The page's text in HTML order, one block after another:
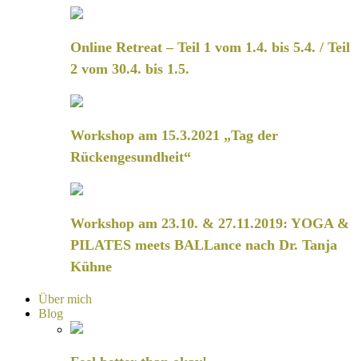
Online Retreat – Teil 1 vom 1.4. bis 5.4. / Teil
2 vom 30.4. bis 1.5.
Workshop am 15.3.2021 „Tag der
Rückengesundheit“
Workshop am 23.10. & 27.11.2019: YOGA &
PILATES meets BALLance nach Dr. Tanja
Kühne
Über mich
Blog